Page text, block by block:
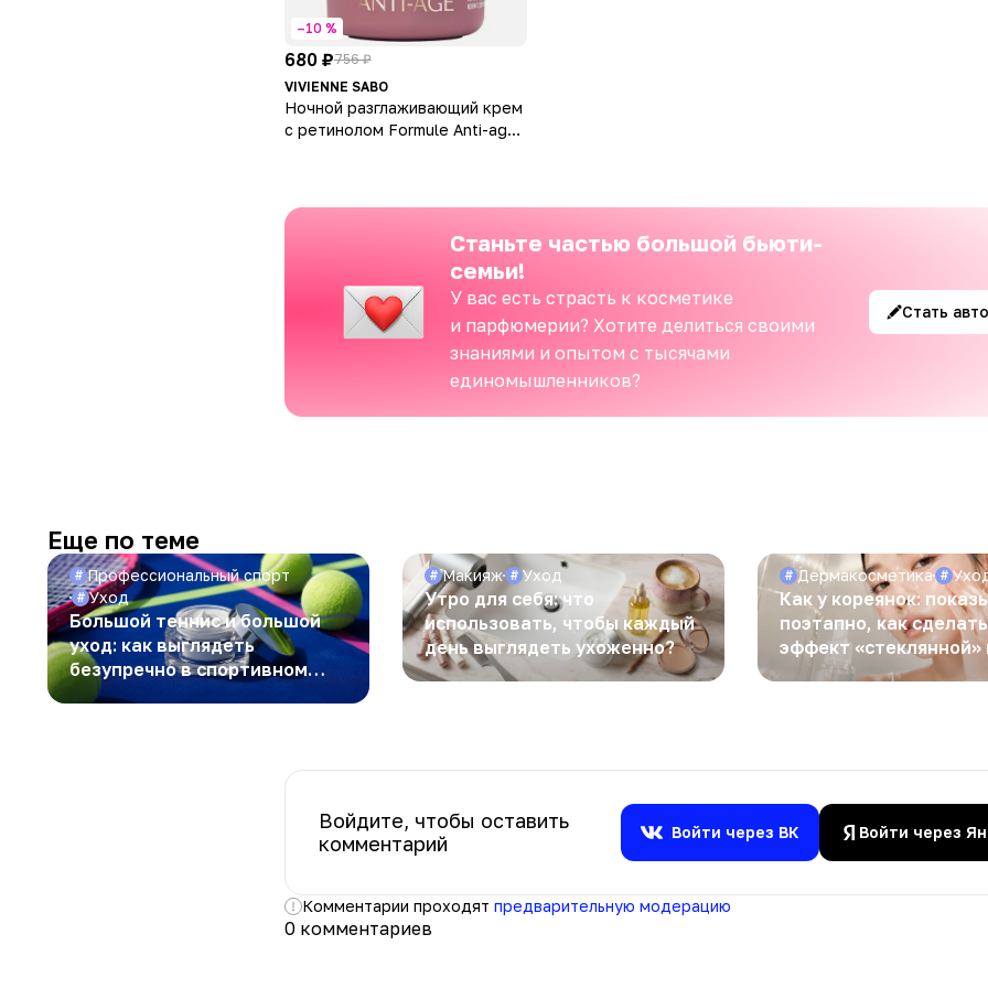
–10 %
680 ₽756 ₽
VIVIENNE SABO
Ночной разглаживающий крем
с ретинолом Formule Anti-age
Станьте частью большой бьюти-
семьи!
У вас есть страсть к косметике
и парфюмерии? Хотите делиться своими
знаниями и опытом с тысячами
единомышленников?
Стать
Еще по теме
# Профессиональный спорт
# Уход
Большой теннис и большой
уход: как выглядеть
безупречно в спортивном
ритме!
# Макияж # Уход
Утро для себя: что
использовать, чтобы каждый
день выглядеть ухоженно?
# Дермакосметика #
Как у кореянок:
поэтапно, как сделать
эффект «стеклянной»
Войдите, чтобы оставить
комментарий
Войти через ВК Войти через
Комментарии проходят предварительную модерацию
0 комментариев